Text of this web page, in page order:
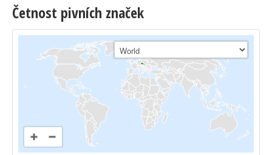
Četnost pivních značek